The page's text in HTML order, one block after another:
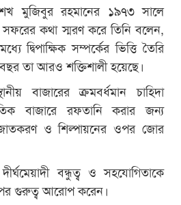
মুজিবুর রহমানের ১৯৭৩ সালে
সফরের কথা স্মরণ করে তিনি বলেন,
দ্বিপাক্ষিক সম্পর্কের ভিত্তি তৈরি
তা আরও শক্তিশালী হয়েছে।
বাজারের ক্রমবর্ধমান চাহিদা
বাজারে রফতানি করার জন্য
ও শিল্পায়নের ওপর জোর
বন্ধুত্ব ও সহযোগিতাকে
গুরুত্ব আরোপ করেন।